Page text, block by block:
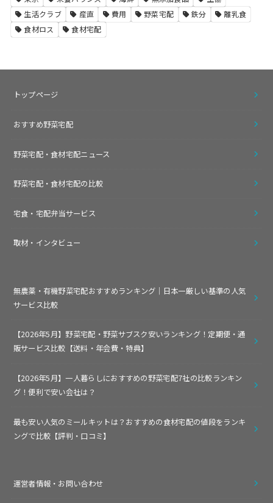
生活クラブ
産直 費用 野菜宅配 鉄分
離乳食
食材ロス
食材宅配
トップページ
おすすめ野菜宅配
野菜宅配・食材宅配ニュース
野菜宅配・食材宅配の比較
宅食・宅配弁当サービス
取材・インタビュー
無農薬・有機野菜宅配おすすめランキング｜日本一厳しい基準の人気
サービス比較
【2026年5月】野菜宅配・野菜サブスク安いランキング！定期便・通
販サービス比較【送料・年会費・特典】
【2026年5月】一人暮らしにおすすめの野菜宅配7社の比較ランキン
グ！便利で安い会社は？
最も安い人気のミールキットは？おすすめの食材宅配の値段をランキ
ングで比較【評判・口コミ】
運営者情報・お問い合わせ